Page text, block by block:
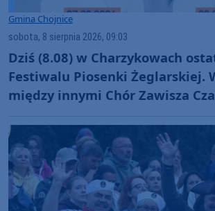
Gmina Chojnice
sobota, 8 sierpnia 2026, 09:03
Dziś (8.08) w Charzykowach
Festiwalu Piosenki Żeglarskiej.
między innymi Chór Zawisza